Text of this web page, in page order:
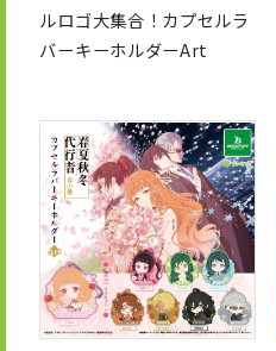
ルロゴ大集合！カプセルラ
バーキーホルダーArt